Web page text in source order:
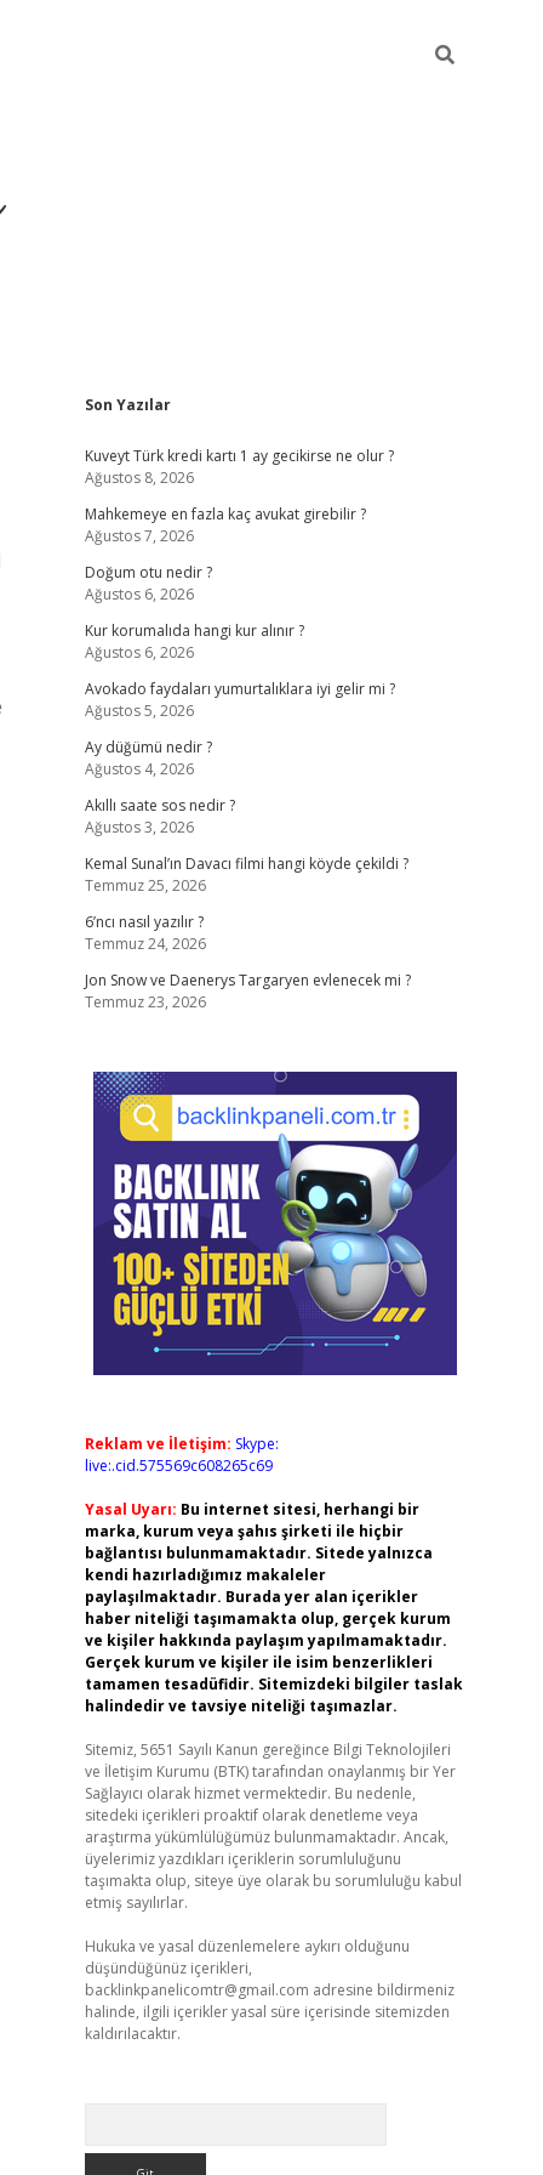
Sidebar
Son Yazılar
Kuveyt Türk kredi kartı 1 ay gecikirse ne olur ?
Ağustos 8, 2026
Mahkemeye en fazla kaç avukat girebilir ?
Ağustos 7, 2026
Doğum otu nedir ?
Ağustos 6, 2026
Kur korumalıda hangi kur alınır ?
Ağustos 6, 2026
Avokado faydaları yumurtalıklara iyi gelir mi ?
Ağustos 5, 2026
Ay düğümü nedir ?
Ağustos 4, 2026
Akıllı saate sos nedir ?
Ağustos 3, 2026
Kemal Sunal’ın Davacı filmi hangi köyde çekildi ?
Temmuz 25, 2026
6’ncı nasıl yazılır ?
Temmuz 24, 2026
Jon Snow ve Daenerys Targaryen evlenecek mi ?
Temmuz 23, 2026
Reklam ve İletişim: Skype:
live:.cid.575569c608265c69
Yasal Uyarı: Bu internet sitesi, herhangi bir
marka, kurum veya şahıs şirketi ile hiçbir
bağlantısı bulunmamaktadır. Sitede yalnızca
kendi hazırladığımız makaleler
paylaşılmaktadır. Burada yer alan içerikler
haber niteliği taşımamakta olup, gerçek kurum
ve kişiler hakkında paylaşım yapılmamaktadır.
Gerçek kurum ve kişiler ile isim benzerlikleri
tamamen tesadüfidir. Sitemizdeki bilgiler taslak
halindedir ve tavsiye niteliği taşımazlar.
Sitemiz, 5651 Sayılı Kanun gereğince Bilgi Teknolojileri
ve İletişim Kurumu (BTK) tarafından onaylanmış bir Yer
Sağlayıcı olarak hizmet vermektedir. Bu nedenle,
sitedeki içerikleri proaktif olarak denetleme veya
araştırma yükümlülüğümüz bulunmamaktadır. Ancak,
üyelerimiz yazdıkları içeriklerin sorumluluğunu
taşımakta olup, siteye üye olarak bu sorumluluğu kabul
etmiş sayılırlar.
Hukuka ve yasal düzenlemelere aykırı olduğunu
düşündüğünüz içerikleri,
backlinkpanelicomtr@gmail.com adresine bildirmeniz
halinde, ilgili içerikler yasal süre içerisinde sitemizden
kaldırılacaktır.
betcivdcasino giriş